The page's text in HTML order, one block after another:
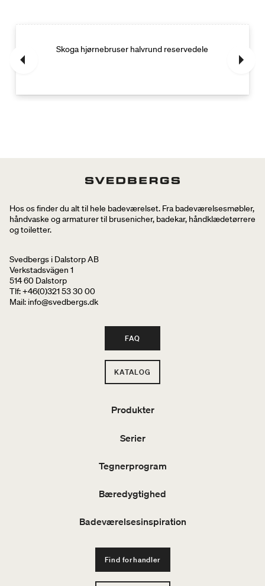
Skoga hjørnebruser halvrund reservedele
Hos os finder du alt til hele badeværelset. Fra badeværelsesmøbler,
håndvaske og armaturer til brusenicher, badekar, håndklædetørrere
og toiletter.
Svedbergs i Dalstorp AB
Verkstadsvägen 1
514 60 Dalstorp
Tlf: +46(0)321 53 30 00
Mail: info@svedbergs.dk
FAQ
KATALOG
Produkter
Serier
Tegnerprogram
Bæredygtighed
Badeværelsesinspiration
Find forhandler